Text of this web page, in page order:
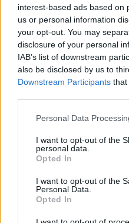
interest-based ads based on
us or personal information
your opt-out. You may
disclosure of your personal
IAB’s list of downstream
also be disclosed by us to
Downstream Participants that
Personal Data
I want to opt-out of the
personal data.
Opted In
I want to opt-out of the
Personal Data.
Opted In
decyzje i ich
swoim smutku. Każdy
dokonanie takich
dłuższą metę okazać
bardziej korzystne.
Sprawdź także:
Jak cierpienie
człowieka o
problem i